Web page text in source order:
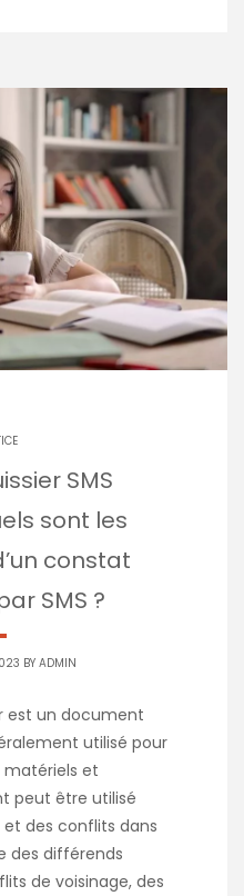
SMS
sont les
constat
SMS ?
BYADMIN
est un document
utilisé pour
et
peut être utilisé
des conflits dans
des différends
de voisinage, des